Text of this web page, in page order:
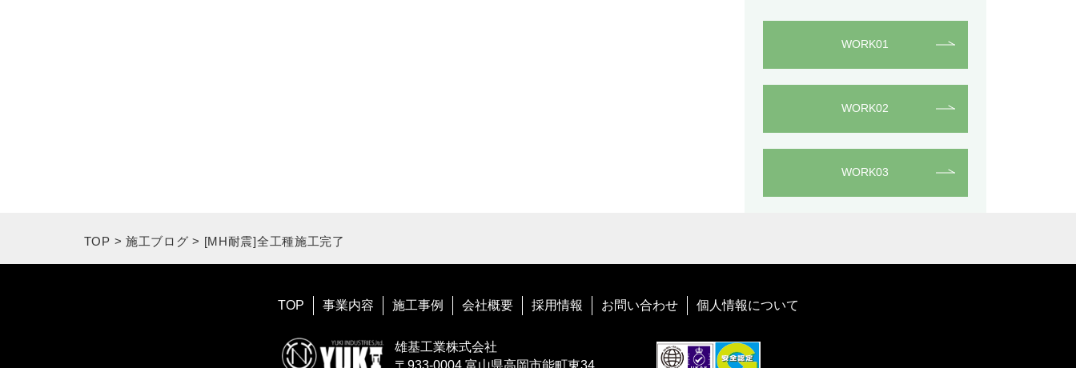
WORK01
WORK02
WORK03
TOP >施工ブログ > [MH耐震]全工種施工完了
TOP 事業内容 施工事例 会社概要 採用情報 お問い合わせ 個人情報について
雄基工業株式会社